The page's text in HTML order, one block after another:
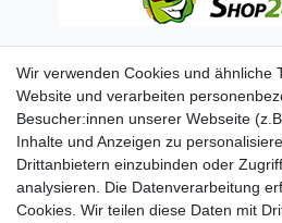
Wir verwenden Cookies und ähnliche
Website und verarbeiten
Besucher:innen unserer Webseite
Inhalte und Anzeigen zu
Drittanbietern einzubinden oder
analysieren. Die Datenverarbeitung
Cookies. Wir teilen diese Daten mit